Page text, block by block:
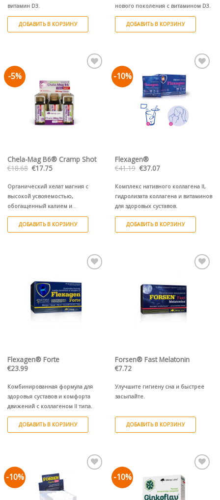
витамин D3.
ДОБАВИТЬ В КОРЗИНУ
нового поколения с витамином D3.
ДОБАВИТЬ В КОРЗИНУ
-5%
sarakstam
Chela-Mag B6® Cramp Shot
€18.68 Первоначальная
цена
€18.68.
€17.75Текущая
Органический хелат магния с
высокой усвояемостью,
обогащенный калием и
витаминами группы B для
нормальной работы мышц, что
ДОБАВИТЬ В КОРЗИНУ
-10%
Pievienot vēlmju
sarakstam
Flexagen®
€41.19 Первоначальная
цена
€41.19.
€37.07Текущая
Комплекс нативного коллагена II,
гидролизата коллагена и витаминов
для здоровых суставов.
ДОБАВИТЬ В КОРЗИНУ
sarakstam
Flexagen® Forte
€23.99
Комбинированная формула для
здоровья суставов и комфорта
движений с коллагеном II типа.
ДОБАВИТЬ В КОРЗИНУ
Forsen® Fast Melatonin
€7.72
Улучшите гигиену сна и быстрее
засыпайте.
ДОБАВИТЬ В КОРЗИНУ
-10%
Pievienot vēlmju
sarakstam
-10%
Pievienot vēlmju
sarakstam